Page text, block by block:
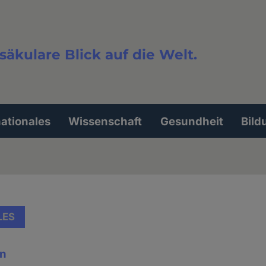
Blick auf die Welt.
Wissenschaft Gesundheit